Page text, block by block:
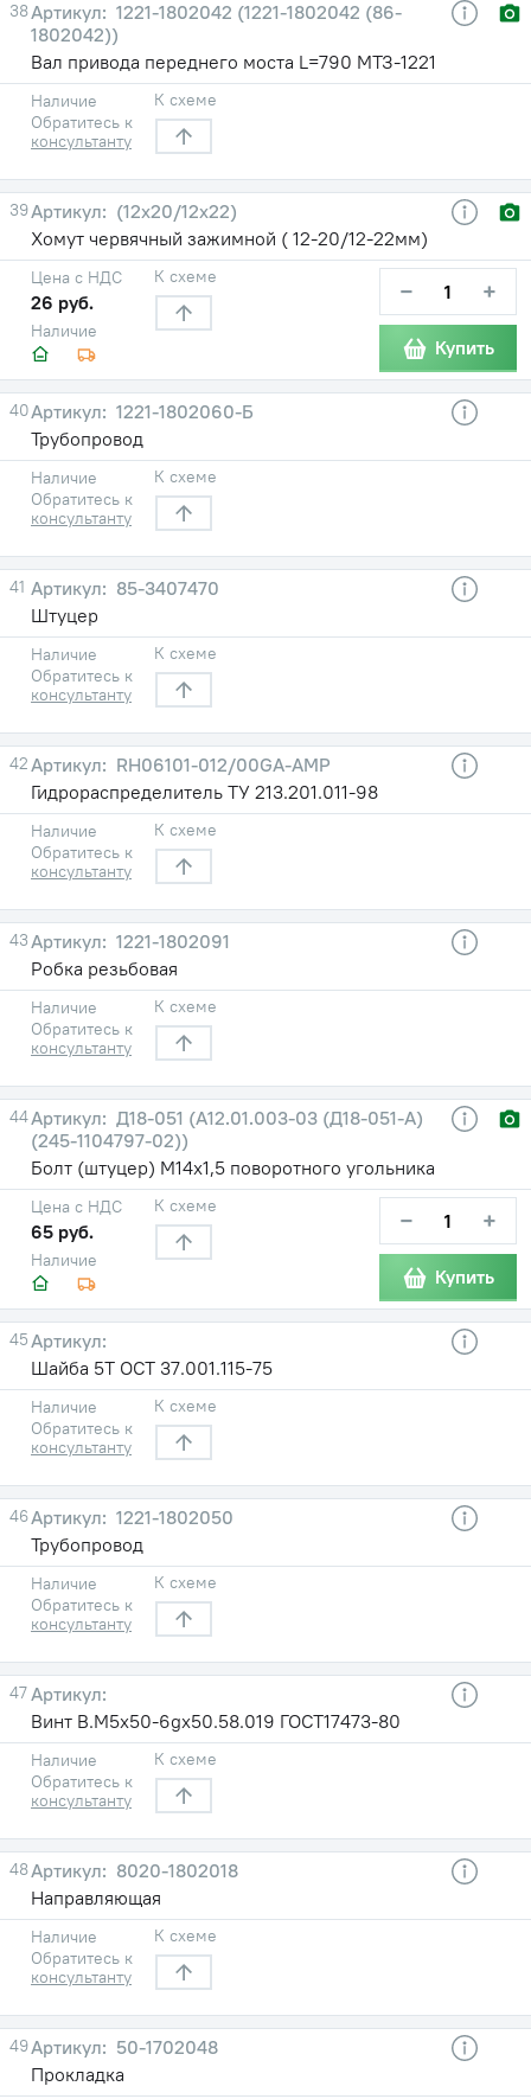
38
1221-1802042 (1221-1802042 (86-
1802042))
Вал привода переднего моста L=790 МТЗ-1221
Наличие
Обратитесь к
консультанту
К схеме
39
(12х20/12х22)
Хомут червячный зажимной ( 12-20/12-22мм)
Наличие
Цена с НДС
26 руб.
К схеме − +
Купить
40
1221-1802060-Б
Трубопровод
Наличие
Обратитесь к
консультанту
К схеме
41
85-3407470
Штуцер
Наличие
Обратитесь к
консультанту
К схеме
42
RH06101-012/00GA-AMP
Гидрораспределитель ТУ 213.201.011-98
Наличие
Обратитесь к
консультанту
К схеме
43
1221-1802091
Робка резьбовая
Наличие
Обратитесь к
консультанту
К схеме
44
Д18-051 (А12.01.003-03 (Д18-051-А)
(245-1104797-02))
Болт (штуцер) М14х1,5 поворотного угольника
Наличие
Цена с НДС
65 руб.
К схеме − +
Купить
45
Шайба 5Т ОСТ 37.001.115-75
Наличие
Обратитесь к
консультанту
К схеме
46
1221-1802050
Трубопровод
Наличие
Обратитесь к
консультанту
К схеме
47
Винт B.M5х50-6gх50.58.019 ГОСТ17473-80
Наличие
Обратитесь к
консультанту
К схеме
48
8020-1802018
Направляющая
Наличие
Обратитесь к
консультанту
К схеме
49
50-1702048
Прокладка